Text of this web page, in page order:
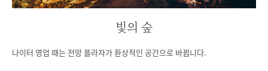
빛의 숲
나이터 영업 때는 전망 플라자가 환상적인 공간으로 바뀝니다.